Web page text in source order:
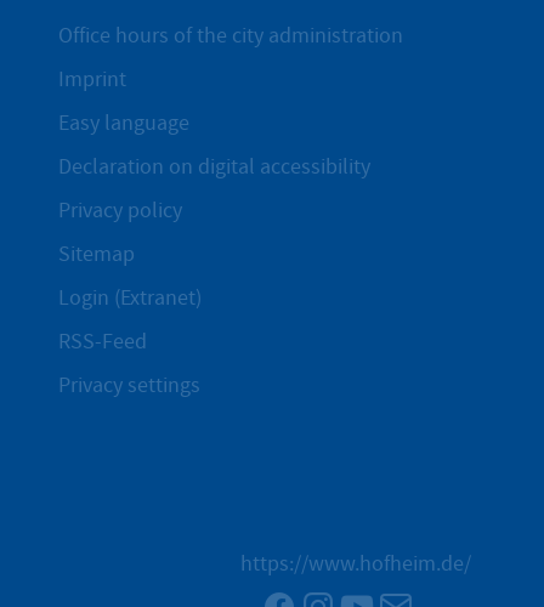
Office hours of the city administration
Imprint
Easy language
Declaration on digital accessibility
Privacy policy
Sitemap
Login (Extranet)
RSS-Feed
Privacy settings
https://www.hofheim.de/
Facebook
Instagram
YouTube